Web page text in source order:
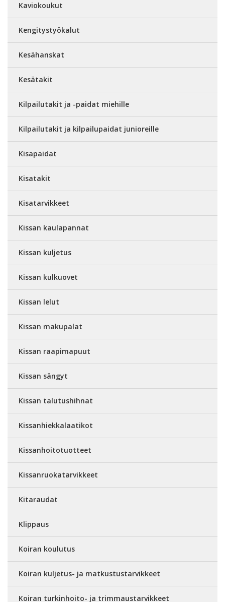
Kaviokoukut
Kengitystyökalut
Kesähanskat
Kesätakit
Kilpailutakit ja -paidat miehille
Kilpailutakit ja kilpailupaidat junioreille
Kisapaidat
Kisatakit
Kisatarvikkeet
Kissan kaulapannat
Kissan kuljetus
Kissan kulkuovet
Kissan lelut
Kissan makupalat
Kissan raapimapuut
Kissan sängyt
Kissan talutushihnat
Kissanhiekkalaatikot
Kissanhoitotuotteet
Kissanruokatarvikkeet
Kitaraudat
Klippaus
Koiran koulutus
Koiran kuljetus- ja matkustustarvikkeet
Koiran turkinhoito- ja trimmaustarvikkeet